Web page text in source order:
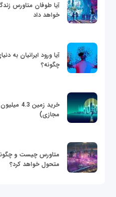
آیا طوفان متاورس
خواهد داد
آیا ورود ایرانیان به
چگونه؟
خرید
مجازی)
متاورس چیست و
متحول خواهد کرد؟